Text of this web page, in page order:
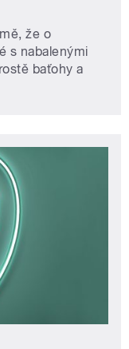
že o
s nabalenými
baťohy a